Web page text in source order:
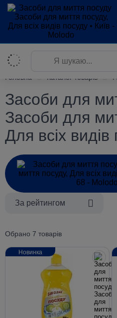
Головна
Каталог товарів
Засоби для
Засоби для
Для всіх видів
За рейтингом
Обрано 7 товарів
Новинка